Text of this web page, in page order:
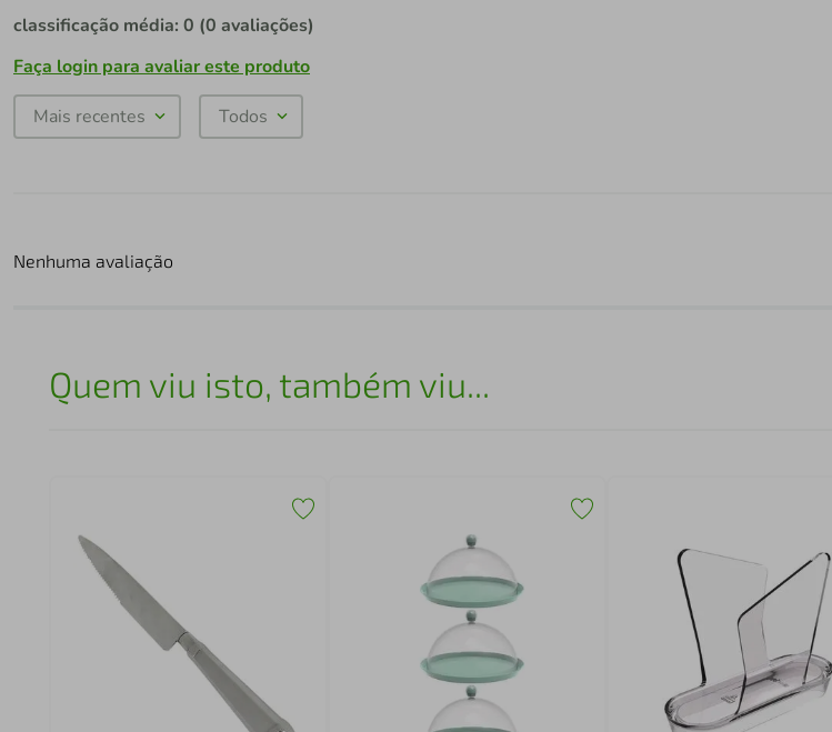
classificação média: 0 (0 avaliações)
Faça login para avaliar este produto
Mais recentes Todos
Nenhuma avaliação
Quem viu isto, também viu...